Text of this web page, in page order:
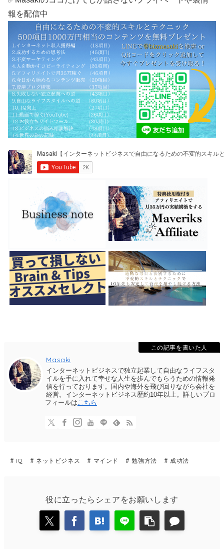
報を配信中
この記事を書いた人
Masaki
インターネットビジネスで独立起業して自由なライフスタ
イルを手に入れて幸せな人生を歩んでもらうための情報発
信を行っております。国内や海外を飛び回りながら会社を
経営。インターネットビジネス歴約10年以上。詳しいプロ
フィールはこちら
IQ ネットビジネス マインド 勉強方法 成功法
役に立ったらシェアをお願いします